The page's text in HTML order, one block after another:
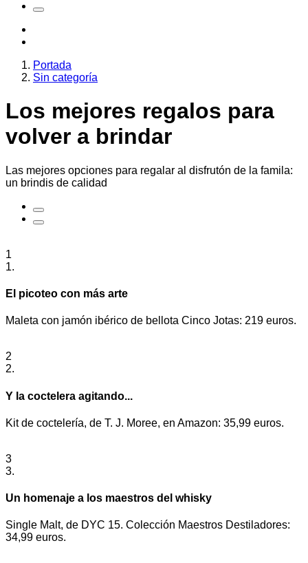
Portada
Sin categoría
Los mejores regalos para
volver a brindar
Las mejores opciones para regalar al disfrutón de la famila:
un brindis de calidad
1
1.
El picoteo con más arte
Maleta con jamón ibérico de bellota Cinco Jotas: 219 euros.
2
2.
Y la coctelera agitando...
Kit de coctelería, de T. J. Moree, en Amazon: 35,99 euros.
3
3.
Un homenaje a los maestros del whisky
Single Malt, de DYC 15. Colección Maestros Destiladores:
34,99 euros.